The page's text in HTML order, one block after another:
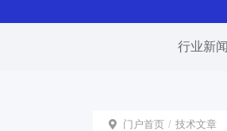
行业新闻
门户首页 技术文章